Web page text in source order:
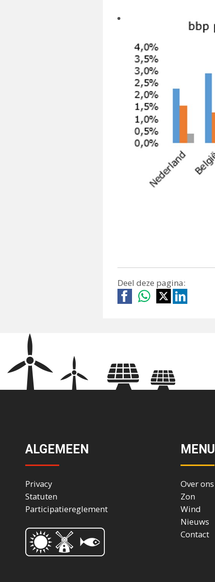
Deel deze pagina:
ALGEMEEN
Privacy
Statuten
Participatiereglement
MENU
Over ons
Zon
Wind
Nieuws
Contact